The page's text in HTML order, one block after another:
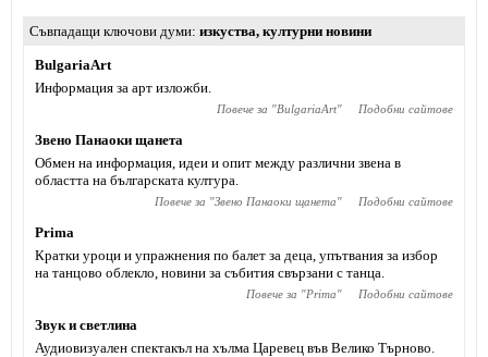
Съвпадащи ключови думи изкуства, културни новини
BulgariaArt
Информация за арт изложби.
Повече за "BulgariaArt" Подобни сайтове
Звено Панаоки щанета
Обмен на информация, идеи и опит между различни звена в
областта на българската култура.
Повече за "Звено Панаоки щанета" Подобни сайтове
Prima
Кратки уроци и упражнения по балет за деца, упътвания за избор
на танцово облекло, новини за събития свързани с танца.
Повече за "Prima" Подобни сайтове
Звук и светлина
Аудиовизуален спектакъл на хълма Царевец във Велико Търново.